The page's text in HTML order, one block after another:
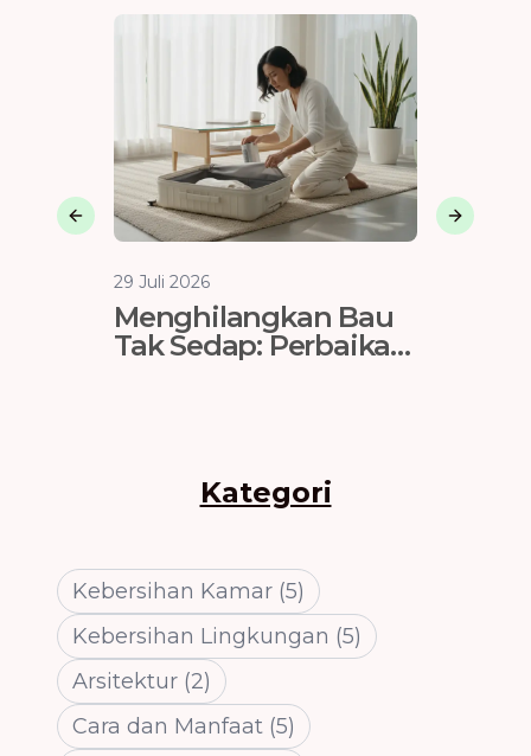
29 Juli 2026
Menghilangkan Bau
Tak Sedap: Perbaikan
Previous slide Next
Kategori
Kebersihan Kamar (5)
Kebersihan Lingkungan (5)
Arsitektur (2)
Cara dan Manfaat (5)